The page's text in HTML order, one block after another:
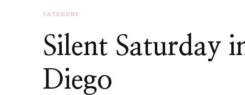
CATEGORY
Silent Saturday
Diego